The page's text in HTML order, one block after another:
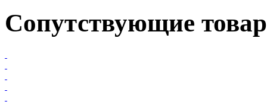
Сопутствующие